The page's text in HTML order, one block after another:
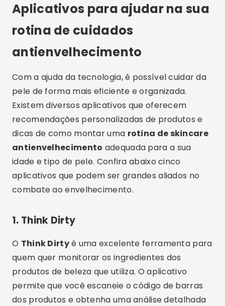
Aplicativos para ajudar na sua
rotina de cuidados
antienvelhecimento
Com a ajuda da tecnologia, é possível cuidar da
pele de forma mais eficiente e organizada.
Existem diversos aplicativos que oferecem
recomendações personalizadas de produtos e
dicas de como montar uma rotina de skincare
antienvelhecimento adequada para a sua
idade e tipo de pele. Confira abaixo cinco
aplicativos que podem ser grandes aliados no
combate ao envelhecimento.
1. Think Dirty
O Think Dirtyé uma excelente ferramenta para
quem quer monitorar os ingredientes dos
produtos de beleza que utiliza. O aplicativo
permite que você escaneie o código de barras
dos produtos e obtenha uma análise detalhada